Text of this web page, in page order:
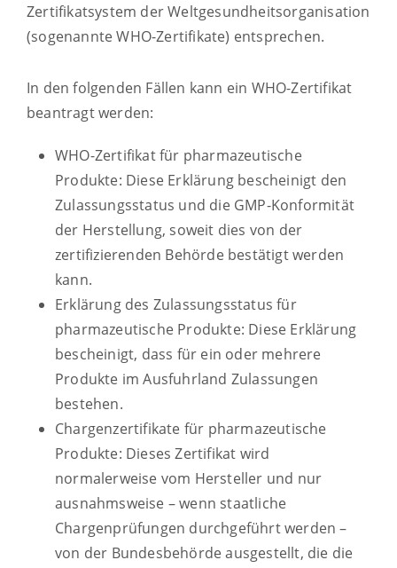
Zertifikatsystem der Weltgesundheitsorganisation
(sogenannte WHO-Zertifikate) entsprechen.
In den folgenden Fällen kann ein WHO-Zertifikat
beantragt werden:
WHO-Zertifikat für pharmazeutische
Produkte: Diese Erklärung bescheinigt den
Zulassungsstatus und die GMP-Konformität
der Herstellung, soweit dies von der
zertifizierenden Behörde bestätigt werden
kann.
Erklärung des Zulassungsstatus für
pharmazeutische Produkte: Diese Erklärung
bescheinigt, dass für ein oder mehrere
Produkte im Ausfuhrland Zulassungen
bestehen.
Chargenzertifikate für pharmazeutische
Produkte: Dieses Zertifikat wird
normalerweise vom Hersteller und nur
ausnahmsweise – wenn staatliche
Chargenprüfungen durchgeführt werden –
von der Bundesbehörde ausgestellt, die die